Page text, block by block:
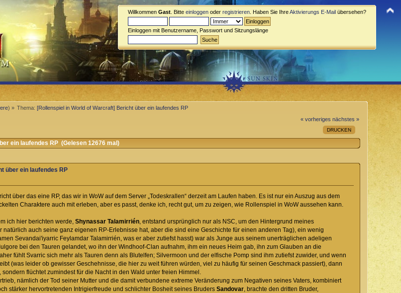
Willkommen Gast . Bitte einloggen oder registrieren . Haben Sie IhreAktivierungs E-Mail übersehen?
Einloggen mit Benutzername, Passwort und Sitzungslänge
) » Thema:[Rollenspiel in World of Warcraft] Bericht über ein laufendes RP
« vorheriges nächstes »
DRUCKEN
ein laufendes RP (Gelesen 12676 mal)
über ein laufendes RP
über das eine RP, das wir in WoW auf dem Server „Todeskrallen“ derzeit am Laufen haben. Es ist nur ein Auszug aus dem
Charaktere auch mit erleben, aber es passt, denke ich, recht gut, um zu zeigen, wie Rollenspiel in WoW aussehen kann.
ich hier berichten werde, Shynassar Talamirrién, entstand ursprünglich nur als NSC, um den Hintergrund meines
natürlich auch seine ganz eigenen RP-Erlebnisse hat, aber die sind eine Geschichte für einen anderen Tag), ein wenig
Sevandai'iyarric Feylamdar Talamirrién, was er aber zutiefst hasst) war als Junge aus seinem unerträglichen adeligen
bei den Tauren gelandet, wo ihn der Windhoof-Clan aufnahm, ihm ein neues Heim gab, ihn zum Glauben an die
fühlt Svarric sich mehr als Tauren denn als Blutelfen; Silvermoon und der elfische Pomp sind ihm zutiefst zuwider, und wenn
(was leider ob gewisser Geschehnisse, die hier zu weit führen würden, viel zu häufig für seinen Geschmack passiert), dann
flüchtet zumindest für die Nacht in den Wald unter freien Himmel.
nämlich der Tod seiner Mutter und die damit verbundene extreme Veränderung zum Negativen seines Vaters, kombiniert
stärker hervortretenden Intrigierfreude und schlichter Bosheit seines Bruders Sandovar, brachte den dritten Bruder,